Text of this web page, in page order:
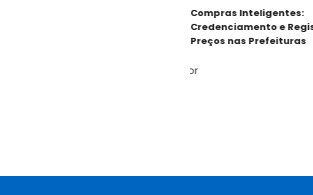
Compras Inteligentes:
Credenciamento e
Preços nas Prefeituras